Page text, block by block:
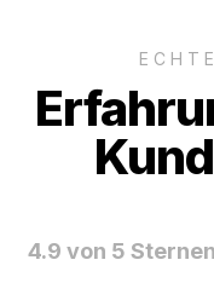
4.9 von 5 Sternen